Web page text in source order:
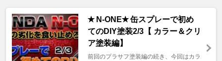
✭ N-ONE✭ 缶スプレーで初め
てのDIY塗装2/3【 カラー＆クリ
ア塗装編】
前回のプラサフ塗装編の続き、今回はカラ